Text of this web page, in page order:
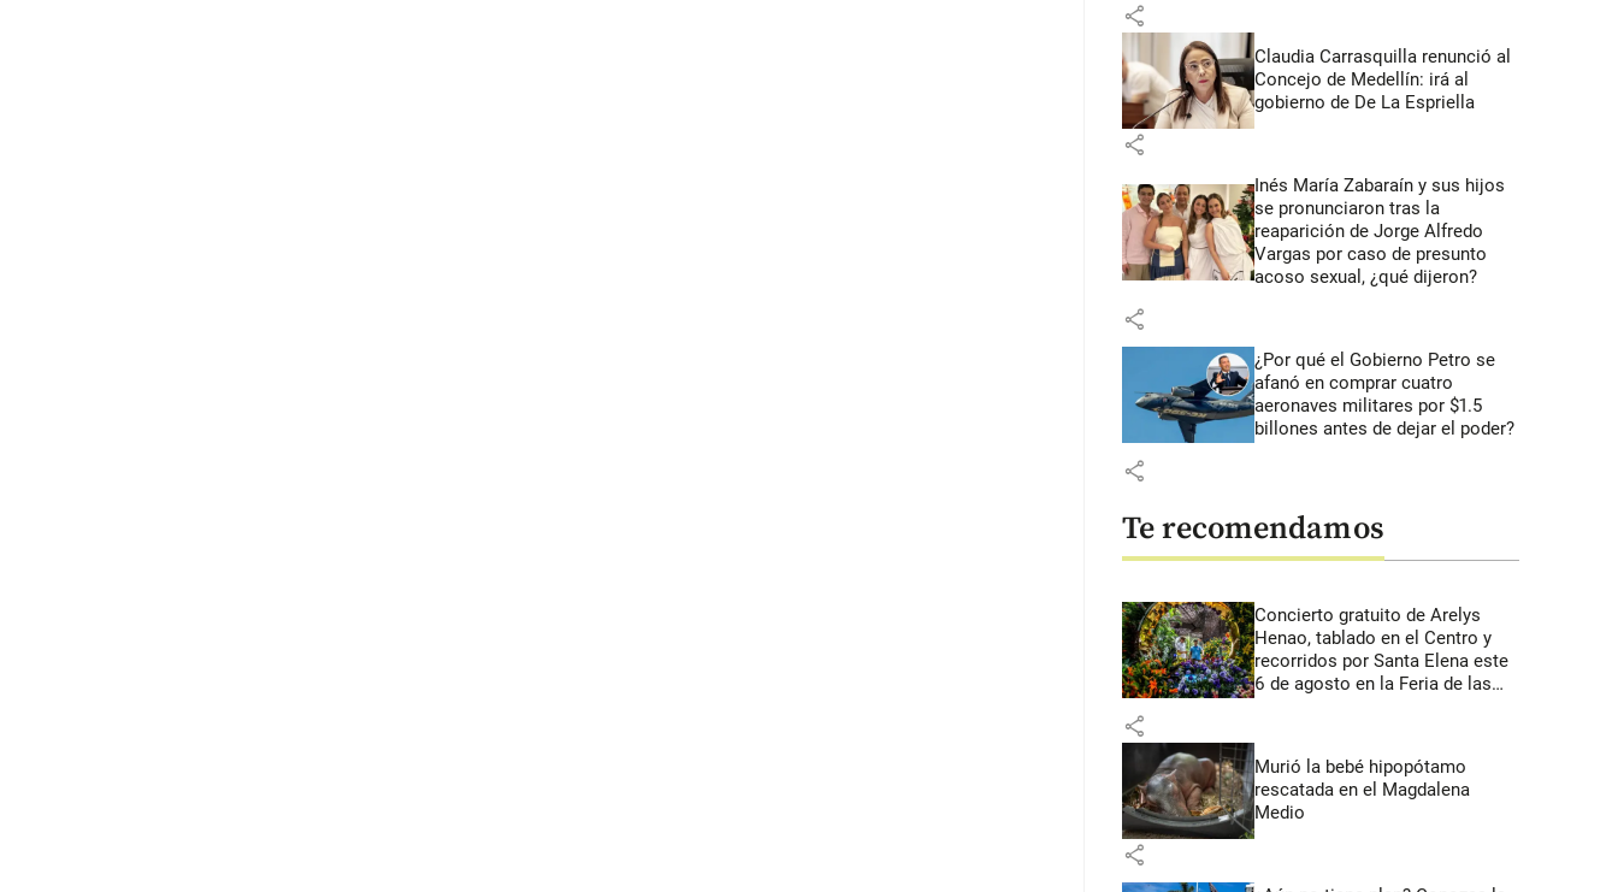
share
Claudia Carrasquilla renunció al
Concejo de Medellín: irá al
gobierno de De La Espriella
share
Inés María Zabaraín y sus hijos
se pronunciaron tras la
reaparición de Jorge Alfredo
Vargas por caso de presunto
acoso sexual, ¿qué dijeron?
share
¿Por qué el Gobierno Petro se
afanó en comprar cuatro
aeronaves militares por $1.5
billones antes de dejar el poder?
share
Te recomendamos
Concierto gratuito de Arelys
Henao, tablado en el Centro y
recorridos por Santa Elena este
6 de agosto en la Feria de las
share
Murió la bebé hipopótamo
rescatada en el Magdalena
Medio
share